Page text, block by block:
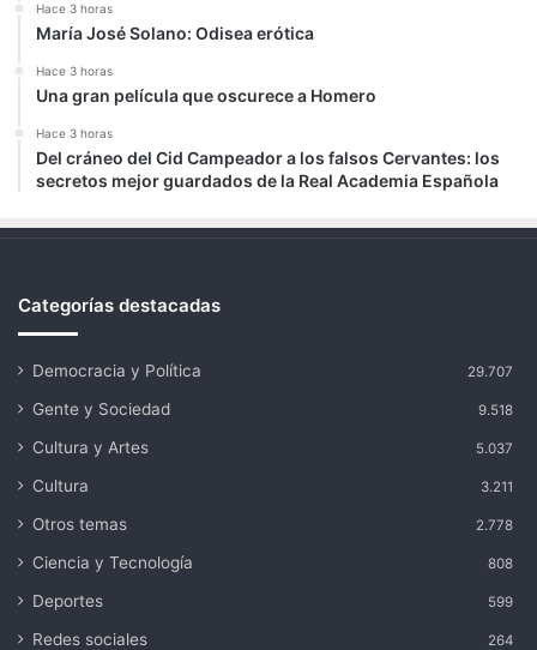
Hace 3 horas
María José Solano: Odisea erótica
Hace 3 horas
Una gran película que oscurece a Homero
Hace 3 horas
Del cráneo del Cid Campeador a los falsos Cervantes: los
secretos mejor guardados de la Real Academia Española
Categorías destacadas
Democracia y Política 29.707
Gente y Sociedad 9.518
Cultura y Artes 5.037
Cultura 3.211
Otros temas 2.778
Ciencia y Tecnología 808
Deportes 599
Redes sociales 264